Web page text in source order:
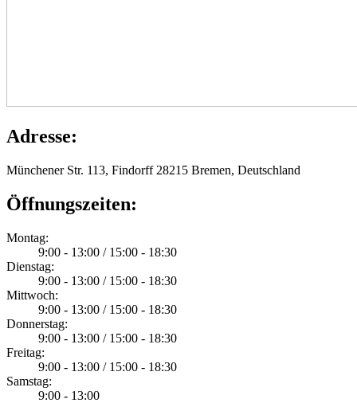
Adresse:
Münchener Str. 113, Findorff 28215 Bremen, Deutschland
Öffnungszeiten:
Montag:
9:00 - 13:00 / 15:00 - 18:30
Dienstag:
9:00 - 13:00 / 15:00 - 18:30
Mittwoch:
9:00 - 13:00 / 15:00 - 18:30
Donnerstag:
9:00 - 13:00 / 15:00 - 18:30
Freitag:
9:00 - 13:00 / 15:00 - 18:30
Samstag:
9:00 - 13:00